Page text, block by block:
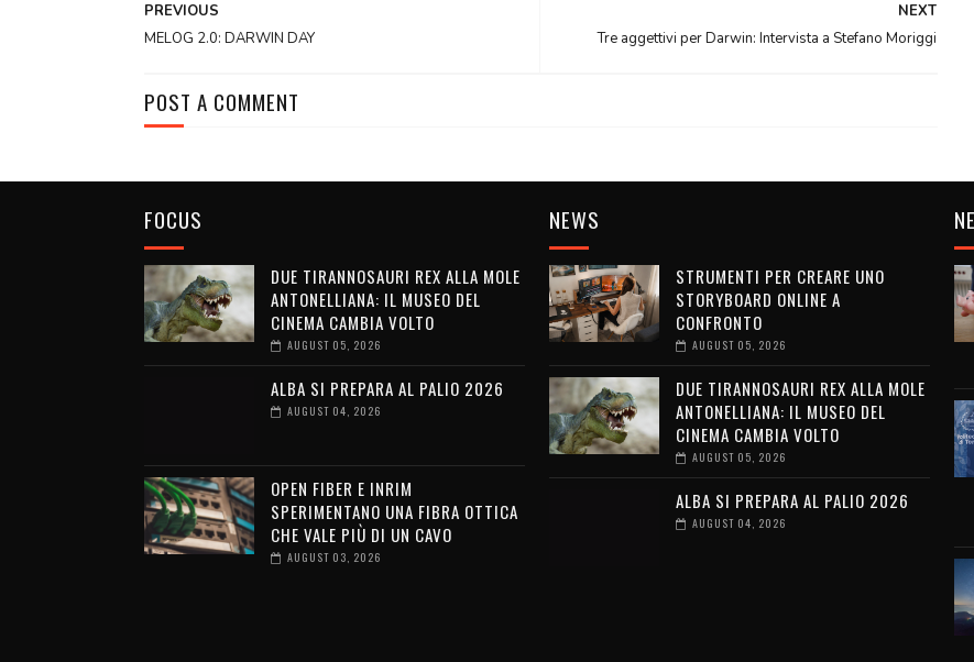
NEXT
Tre aggettivi per Darwin: Intervista a Stefano Moriggi
PREVIOUS
MELOG 2.0: DARWIN DAY
POST A COMMENT
FOCUS
DUE TIRANNOSAURI REX ALLA MOLE
ANTONELLIANA: IL MUSEO DEL
CINEMA CAMBIA VOLTO
AUGUST 05, 2026
ALBA SI PREPARA AL PALIO 2026
AUGUST 04, 2026
OPEN FIBER E INRIM
SPERIMENTANO UNA FIBRA OTTICA
CHE VALE PIÙ DI UN CAVO
AUGUST 03, 2026
NEWS
STRUMENTI PER CREARE UNO
STORYBOARD ONLINE A
CONFRONTO
AUGUST 05, 2026
DUE TIRANNOSAURI REX ALLA MOLE
ANTONELLIANA: IL MUSEO DEL
CINEMA CAMBIA VOLTO
AUGUST 05, 2026
ALBA SI PREPARA AL PALIO 2026
AUGUST 04, 2026